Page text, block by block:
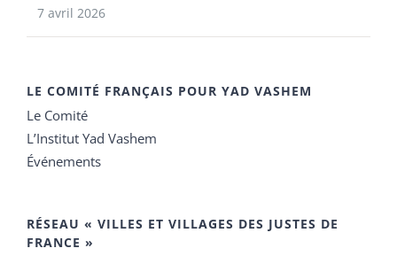
7 avril 2026
LE COMITÉ FRANÇAIS POUR YAD VASHEM
Le Comité
L’Institut Yad Vashem
Événements
RÉSEAU « VILLES ET VILLAGES DES JUSTES DE
FRANCE »